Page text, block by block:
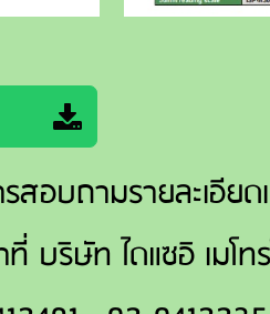
สอบถามรายละเอียด
บริษัท ไดแซอิ เมโท